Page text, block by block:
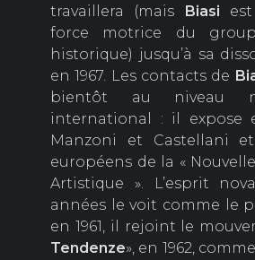
travaillera (mais
Biasi
force motrice du
historique) jusqu’à sa
en 1967. Les contacts de
bientôt au niveau
international : il expose
Manzoni et Castellani
européens de la «
Artistique ». L’esprit
années le voit comme le
en 1961, il rejoint le
Tendenze», en 1962,